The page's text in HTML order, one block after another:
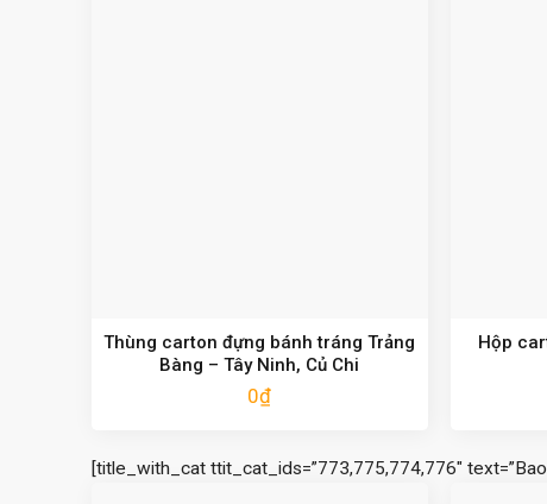
Thùng carton đựng bánh tráng Trảng
Bàng – Tây Ninh, Củ Chi
0₫
Hộp
[title_with_cat ttit_cat_ids=”773,775,774,776″